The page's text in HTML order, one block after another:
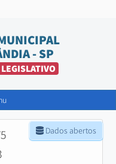
- SP
Dados abertos